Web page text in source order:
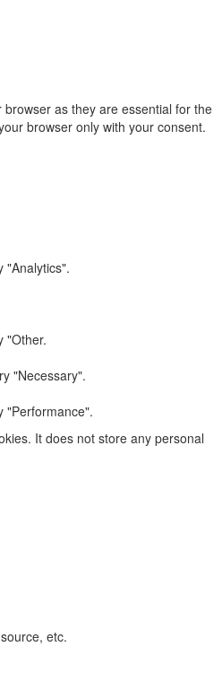
as they are essential for the
browser only with your consent.
"Analytics".
"Other.
"Necessary".
"Performance".
It does not store any personal
etc.